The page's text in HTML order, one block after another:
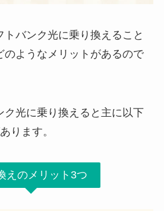
バンク光に乗り換えること
のようなメリットがあるので
ク光に乗り換えると主に以下
ります。
えのメリット3つ